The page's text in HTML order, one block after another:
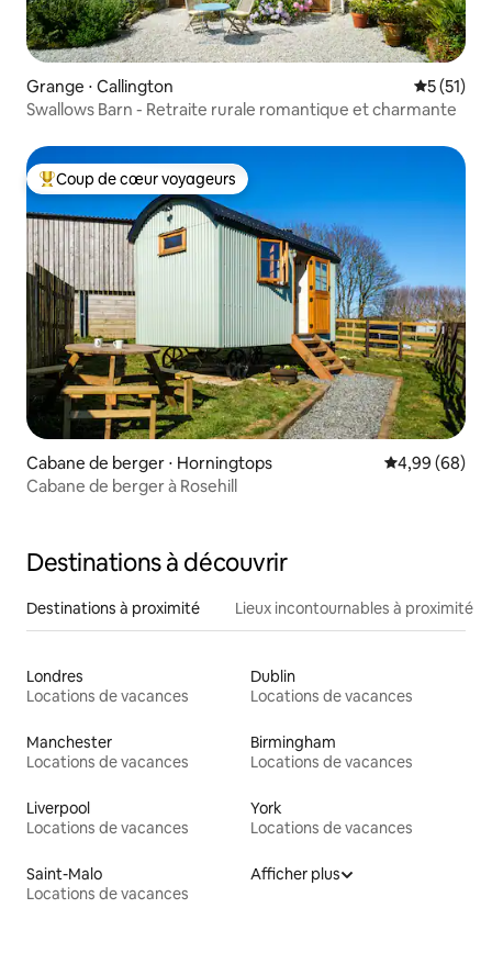
Grange ⋅ Callington
5 (51)
Swallows Barn - Retraite rurale romantique et charmante
Coups de cœur voyageurs les plus appréciés
Coup de cœur voyageurs
Cabane de berger ⋅ Horningtops Évaluation
4,99 (68)
Cabane de berger à Rosehill
Destinations à découvrir
Destinations à proximité Lieux incontournables à proximité
Londres
Locations de vacances
Dublin
Locations de vacances
Manchester
Locations de vacances
Birmingham
Locations de vacances
Liverpool
Locations de vacances
York
Locations de vacances
Saint-Malo
Locations de vacances
Afficher plus